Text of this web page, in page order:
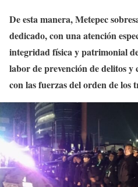
De esta manera, Metepec
dedicado, con una atención
integridad física y patrimonial
labor de prevención de delitos
con las fuerzas del orden de los